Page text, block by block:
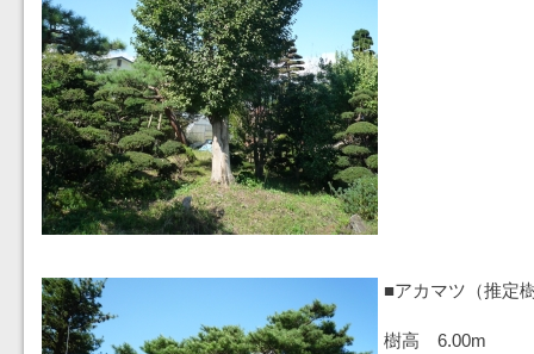
■アカマツ（推定
樹高 6.00m